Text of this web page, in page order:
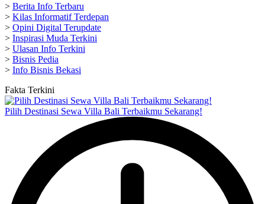
> Berita Info Terbaru
> Kilas Informatif Terdepan
> Opini Digital Terupdate
> Inspirasi Muda Terkini
> Ulasan Info Terkini
> Bisnis Pedia
> Info Bisnis Bekasi
Fakta Terkini
Pilih Destinasi Sewa Villa Bali Terbaikmu Sekarang!